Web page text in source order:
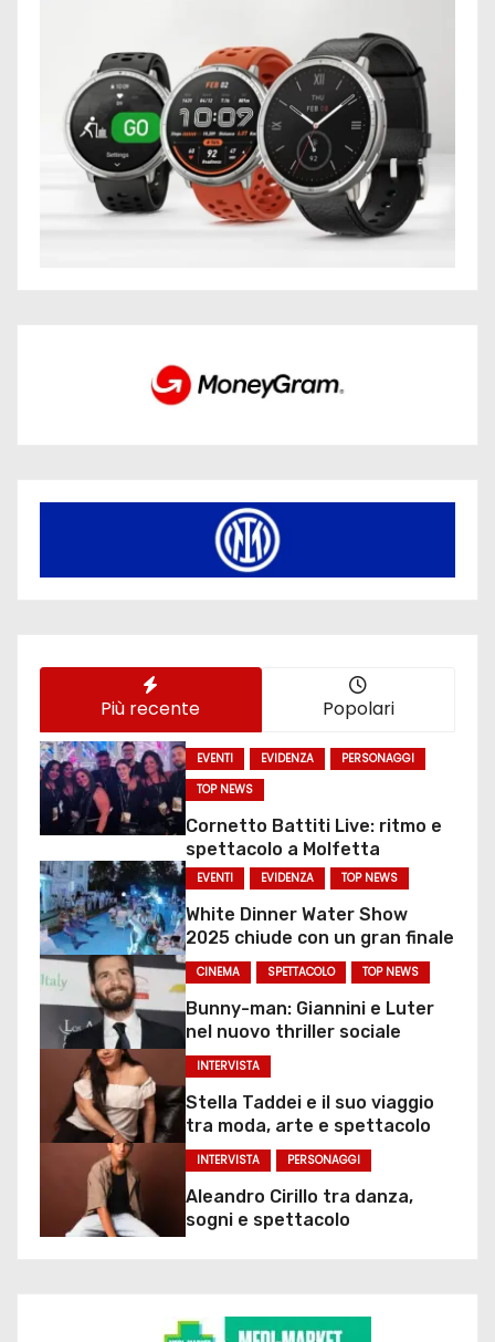
Più recente Popolari
EVENTI EVIDENZA
PERSONAGGI
TOP NEWS
Cornetto Battiti Live: ritmo e
spettacolo a Molfetta
EVENTI EVIDENZA TOP NEWS
White Dinner Water Show
2025 chiude con un gran finale
CINEMA SPETTACOLO TOP NEWS
Bunny-man: Giannini e Luter
nel nuovo thriller sociale
INTERVISTA
Stella Taddei e il suo viaggio
tra moda, arte e spettacolo
INTERVISTA PERSONAGGI
Aleandro Cirillo tra danza,
sogni e spettacolo